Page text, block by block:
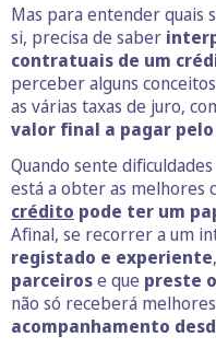
Mas para entender quais
si, precisa de saber
contratuais de um
perceber alguns
as várias taxas de juro,
valor final a pagar
Quando sente
está a obter as melhores
crédito pode ter um
Afinal, se recorrer a um
registado e experiente,
parceirose que preste
não só receberá
acompanhamento